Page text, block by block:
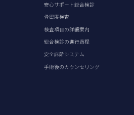
安心サポート総合検診
骨密度検査
検査項目の詳細案内
総合検診の進行過程
安全麻酔システム
手術後のカウンセリング